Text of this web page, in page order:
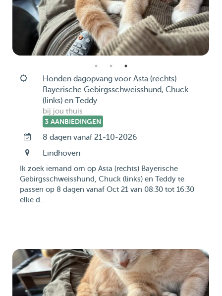
Honden dagopvang voor Asta (rechts)
Bayerische Gebirgsschweisshund, Chuck
(links) en Teddy
bij jou thuis
3 AANBIEDINGEN
8 dagen vanaf 21-10-2026
Eindhoven
Ik zoek iemand om op Asta (rechts) Bayerische
Gebirgsschweisshund, Chuck (links) en Teddy te
passen op 8 dagen vanaf Oct 21 van 08:30 tot 16:30
elke d...